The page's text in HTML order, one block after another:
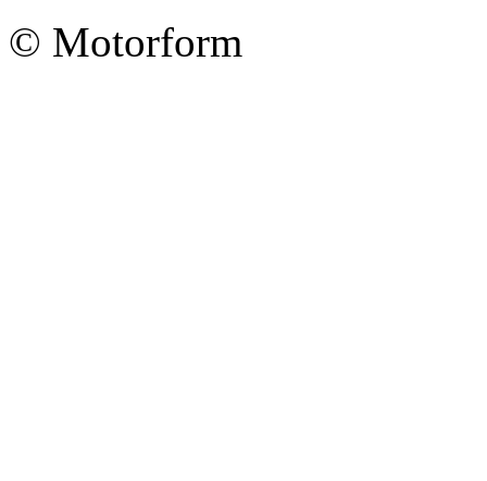
© Motorform